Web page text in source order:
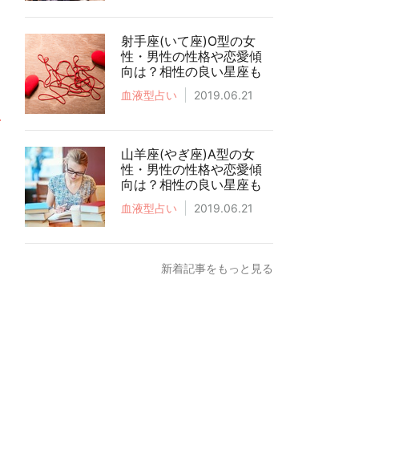
射手座(いて座)O型の女
性・男性の性格や恋愛傾
向は？相性の良い星座も
血液型占い 2019.06.21
山羊座(やぎ座)A型の女
性・男性の性格や恋愛傾
向は？相性の良い星座も
血液型占い 2019.06.21
新着記事をもっと見る